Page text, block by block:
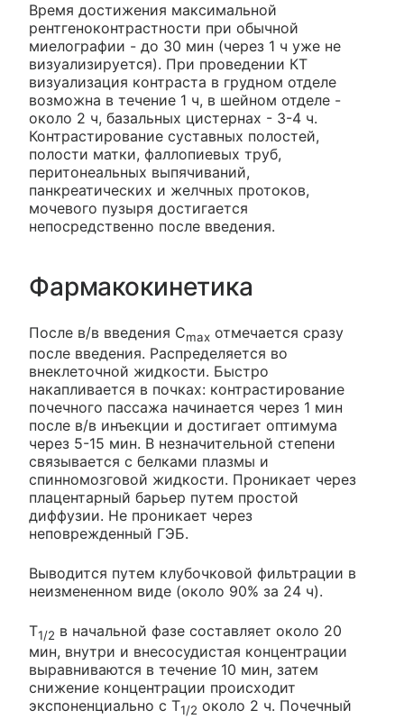
Время достижения максимальной
рентгеноконтрастности при обычной
миелографии - до 30 мин (через 1 ч уже не
визуализируется). При проведении КТ
визуализация контраста в грудном отделе
возможна в течение 1 ч, в шейном отделе -
около 2 ч, базальных цистернах - 3-4 ч.
Контрастирование суставных полостей,
полости матки, фаллопиевых труб,
перитонеальных выпячиваний,
панкреатических и желчных протоков,
мочевого пузыря достигается
непосредственно после введения.
Фармакокинетика
После в/в введения Cmax отмечается сразу
после введения. Распределяется во
внеклеточной жидкости. Быстро
накапливается в почках: контрастирование
почечного пассажа начинается через 1 мин
после в/в инъекции и достигает оптимума
через 5-15 мин. В незначительной степени
связывается с белками плазмы и
спинномозговой жидкости. Проникает через
плацентарный барьер путем простой
диффузии. Не проникает через
неповрежденный ГЭБ.
Выводится путем клубочковой фильтрации в
неизмененном виде (около 90% за 24 ч).
T1/2 в начальной фазе составляет около 20
мин, внутри и внесосудистая концентрации
выравниваются в течение 10 мин, затем
снижение концентрации происходит
экспоненциально с T1/2 около 2 ч. Почечный